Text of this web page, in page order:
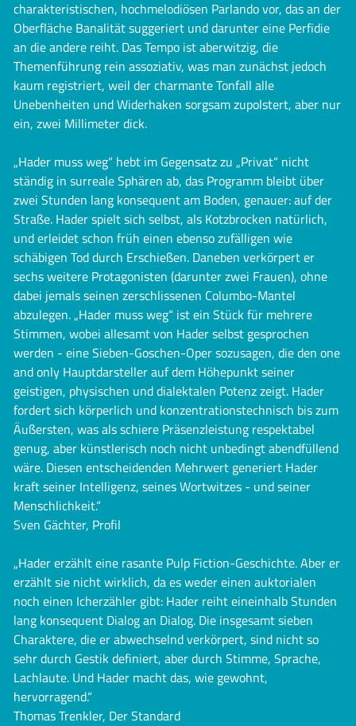
charakteristischen, hochmelodiösen Parlando vor, das an der
Oberfläche Banalität suggeriert und darunter eine Perfidie
an die andere reiht. Das Tempo ist aberwitzig, die
Themenführung rein assoziativ, was man zunächst jedoch
kaum registriert, weil der charmante Tonfall alle
Unebenheiten und Widerhaken sorgsam zupolstert, aber nur
ein, zwei Millimeter dick.
„Hader muss weg“ hebt im Gegensatz zu „Privat“ nicht
ständig in surreale Sphären ab, das Programm bleibt über
zwei Stunden lang konsequent am Boden, genauer: auf der
Straße. Hader spielt sich selbst, als Kotzbrocken natürlich,
und erleidet schon früh einen ebenso zufälligen wie
schäbigen Tod durch Erschießen. Daneben verkörpert er
sechs weitere Protagonisten (darunter zwei Frauen), ohne
dabei jemals seinen zerschlissenen Columbo-Mantel
abzulegen. „Hader muss weg“ ist ein Stück für mehrere
Stimmen, wobei allesamt von Hader selbst gesprochen
werden - eine Sieben-Goschen-Oper sozusagen, die den one
and only Hauptdarsteller auf dem Höhepunkt seiner
geistigen, physischen und dialektalen Potenz zeigt. Hader
fordert sich körperlich und konzentrationstechnisch bis zum
Äußersten, was als schiere Präsenzleistung respektabel
genug, aber künstlerisch noch nicht unbedingt abendfüllend
wäre. Diesen entscheidenden Mehrwert generiert Hader
kraft seiner Intelligenz, seines Wortwitzes - und seiner
Menschlichkeit.“
Sven Gächter, Profil
„Hader erzählt eine rasante Pulp Fiction-Geschichte. Aber er
erzählt sie nicht wirklich, da es weder einen auktorialen
noch einen Icherzähler gibt: Hader reiht eineinhalb Stunden
lang konsequent Dialog an Dialog. Die insgesamt sieben
Charaktere, die er abwechselnd verkörpert, sind nicht so
sehr durch Gestik definiert, aber durch Stimme, Sprache,
Lachlaute. Und Hader macht das, wie gewohnt,
hervorragend.“
Thomas Trenkler, Der Standard